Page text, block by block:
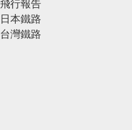
飛行報告
日本鐵路
台灣鐵路